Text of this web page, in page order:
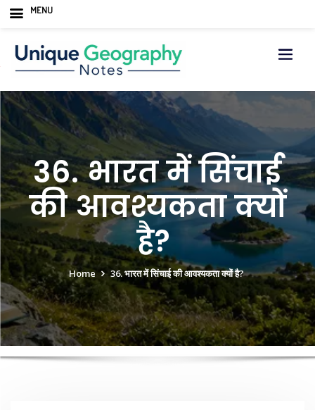
content
36. भारत में सिंचाई
की आवश्यकता क्यों
है?
Home 36. भारत में सिंचाई की आवश्यकता क्यों है?
MENU